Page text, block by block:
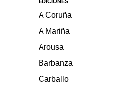
EDICIONES
A Coruña
A Mariña
Arousa
Barbanza
Carballo